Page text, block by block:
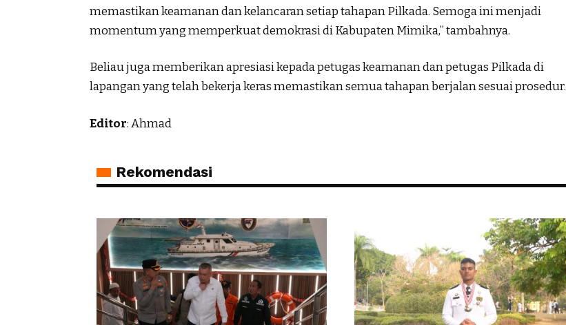
memastikan keamanan dan kelancaran setiap tahapan Pilkada. Semoga ini menjadi
momentum yang memperkuat demokrasi di Kabupaten Mimika,” tambahnya.
Beliau juga memberikan apresiasi kepada petugas keamanan dan petugas Pilkada di
lapangan yang telah bekerja keras memastikan semua tahapan berjalan sesuai prosedur.
Editor: Ahmad
Rekomendasi